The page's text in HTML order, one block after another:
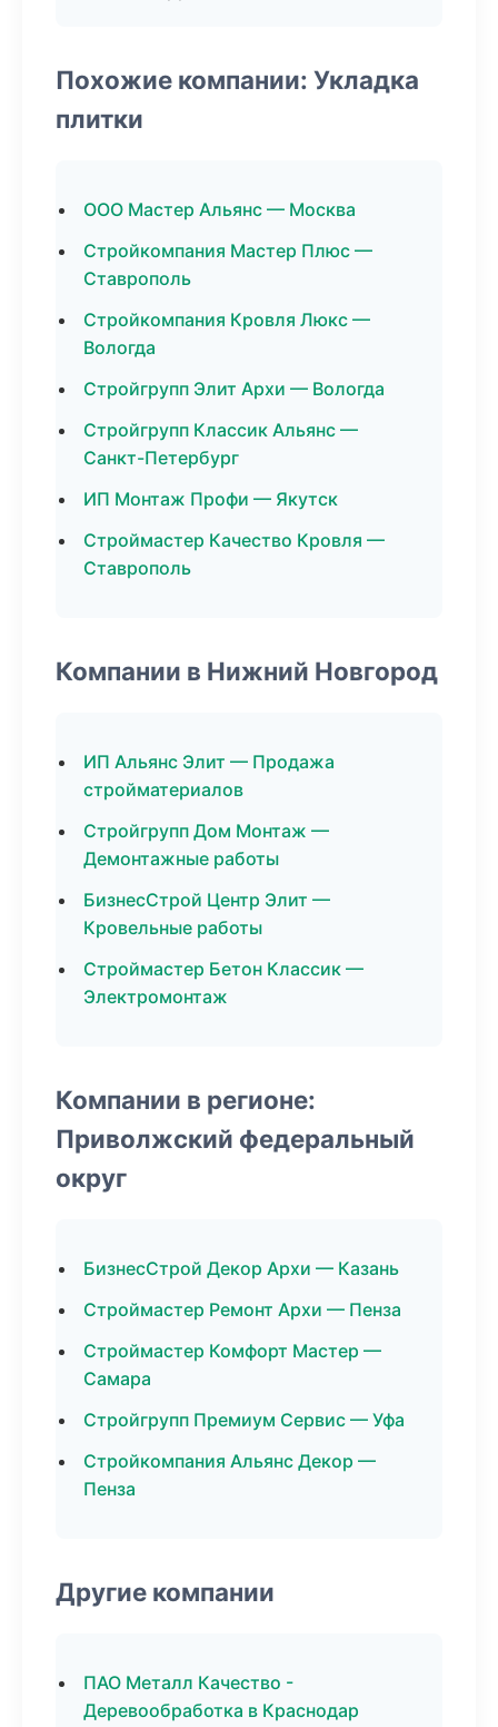
Похожие компании: Укладка
плитки
ООО Мастер Альянс — Москва
Стройкомпания Мастер Плюс —
Ставрополь
Стройкомпания Кровля Люкс —
Вологда
Стройгрупп Элит Архи — Вологда
Стройгрупп Классик Альянс —
Санкт-Петербург
ИП Монтаж Профи — Якутск
Строймастер Качество Кровля —
Ставрополь
Компании в Нижний Новгород
ИП Альянс Элит — Продажа
стройматериалов
Стройгрупп Дом Монтаж —
Демонтажные работы
БизнесСтрой Центр Элит —
Кровельные работы
Строймастер Бетон Классик —
Электромонтаж
Компании в регионе:
Приволжский федеральный
округ
БизнесСтрой Декор Архи — Казань
Строймастер Ремонт Архи — Пенза
Строймастер Комфорт Мастер —
Самара
Стройгрупп Премиум Сервис — Уфа
Стройкомпания Альянс Декор —
Пенза
Другие компании
ПАО Металл Качество -
Деревообработка в Краснодар